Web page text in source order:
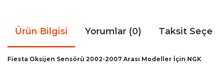
Ürün Bilgisi Yorumlar (0) Taksit
Fiesta Oksijen Sensörü 2002-2007 Arası Modeller İçin NGK